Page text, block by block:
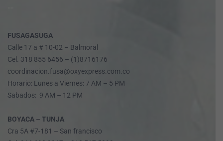
FUSAGASUGA
Calle 17 a # 10-02 – Balmoral
Cel. 318 855 6456 – (1)8716176
coordinacion.fusa@oxyexpress.com.co
Horario: Lunes a Viernes: 7 AM – 5 PM
Sabados: 9 AM – 12 PM
BOYACA – TUNJA
Cra 5A #7-181 – San francisco